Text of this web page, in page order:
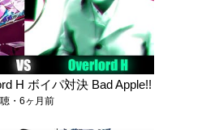
H ボイパ対決 Bad Apple!!
・6ヶ月前